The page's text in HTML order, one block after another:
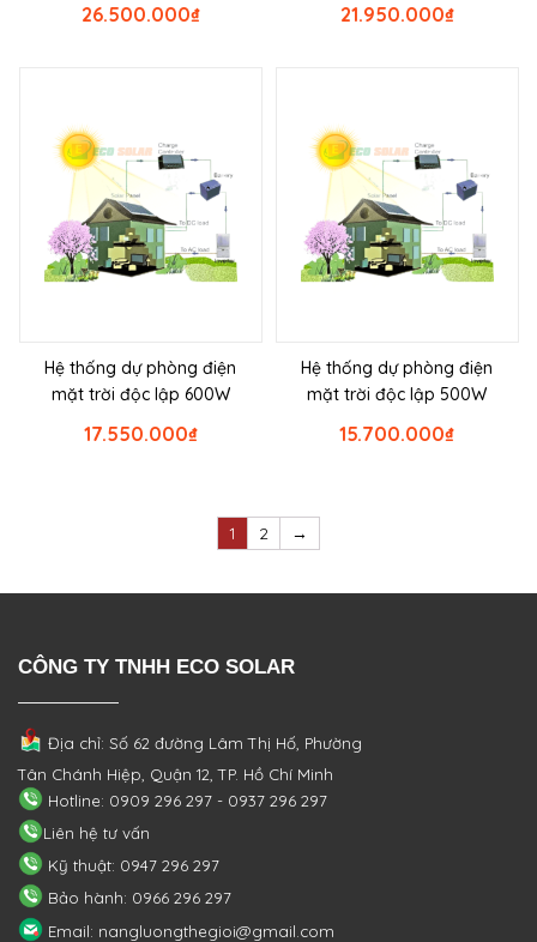
₫
26.500.000 ₫
21.950.000
Hệ thống dự phòng điện
mặt trời độc lập 600W
₫
17.550.000
Hệ thống dự phòng điện
mặt trời độc lập 500W
₫
15.700.000
1 2 →
CÔNG TY TNHH ECO SOLAR
Địa chỉ: Số 62 đường Lâm Thị Hố, Phường
Tân Chánh Hiệp, Quận 12, TP. Hồ Chí Minh
Hotline: 0909 296 297 - 0937 296 297
Liên hệ tư vấn
Kỹ thuật: 0947 296 297
Bảo hành: 0966 296 297
Email: nangluongthegioi@gmail.com